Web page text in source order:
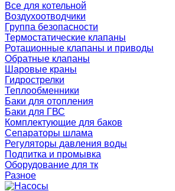
Все для котельной
Воздухоотводчики
Группа безопасности
Термостатические клапаны
Ротационные клапаны и приводы
Обратные клапаны
Шаровые краны
Гидрострелки
Теплообменники
Баки для отопления
Баки для ГВС
Комплектующие для баков
Сепараторы шлама
Регуляторы давления воды
Подпитка и промывка
Оборудование для тк
Разное